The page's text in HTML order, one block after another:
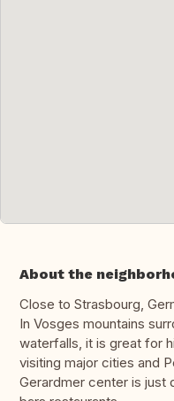
About the
Close to Strasbourg,
In Vosges mountains
waterfalls, it is great for
visiting major cities and
Gerardmer center is just